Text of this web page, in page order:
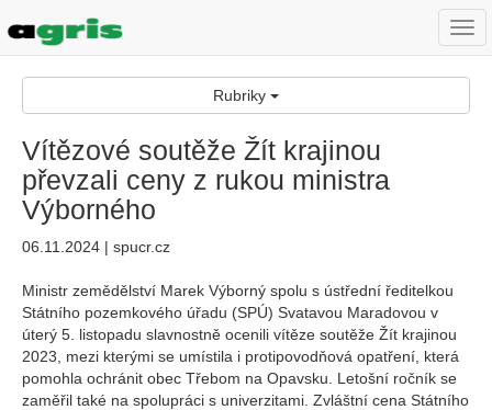
Rubriky
Vítězové soutěže Žít krajinou
převzali ceny z rukou ministra
Výborného
06.11.2024 | spucr.cz
Ministr zemědělství Marek Výborný spolu s ústřední ředitelkou
Státního pozemkového úřadu (SPÚ) Svatavou Maradovou v
úterý 5. listopadu slavnostně ocenili vítěze soutěže Žít krajinou
2023, mezi kterými se umístila i protipovodňová opatření, která
pomohla ochránit obec Třebom na Opavsku. Letošní ročník se
zaměřil také na spolupráci s univerzitami. Zvláštní cena Státního